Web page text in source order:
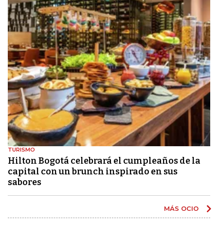
TURISMO
Hilton Bogotá celebrará el cumpleaños de la
capital con un brunch inspirado en sus
sabores
MÁS OCIO